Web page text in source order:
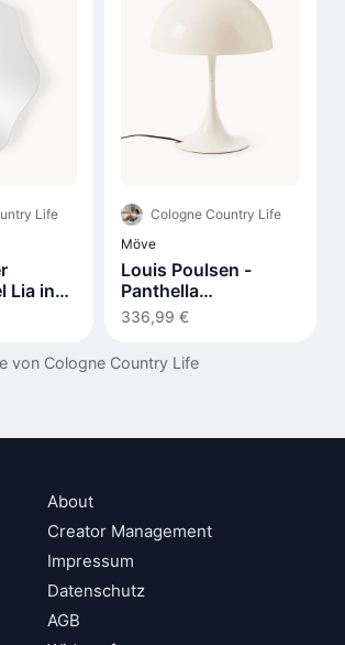
Life
Lia in
Cologne Country Life
Möve
Louis Poulsen -
Panthella
Tischleuchte 320
336,99 €
von Cologne Country Life
About
Creator Management
Impressum
Datenschutz
AGB